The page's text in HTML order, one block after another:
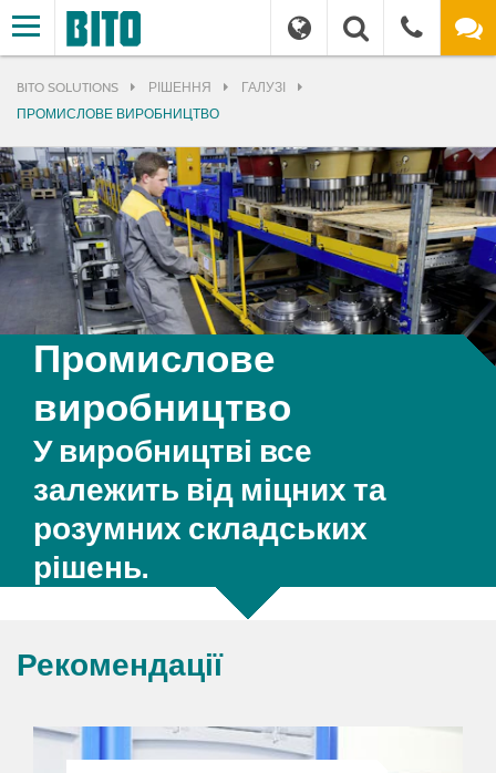
BITO SOLUTIONS РІШЕННЯ
ГАЛУЗІ
ПРОМИСЛОВЕ ВИРОБНИЦТВО
Промислове
виробництво
У виробництві все
залежить від міцних та
розумних складських
рішень.
Рекомендації